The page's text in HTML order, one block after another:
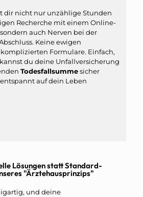
dir nicht nur unzählige Stunden
Recherche mit einem Online-
auch Nerven bei der
Keine ewigen
Formulare. Einfach,
du deine Unfallversicherung
Todesfallsummesicher
auf dein Leben
Lösungen statt Standard-
"Ärztehausprinzips"
und deine